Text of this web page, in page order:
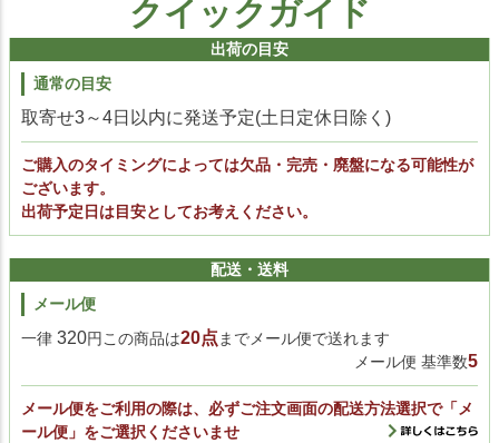
クイックガイド
出荷の目安
通常の目安
取寄せ3～4日以内に発送予定(土日定休日除く)
ご購入のタイミングによっては欠品・完売・廃盤になる可能性が
ございます。
出荷予定日は目安としてお考えください。
配送・送料
メール便
一律 320円この商品は20点 までメール便で送れます
メール便 基準数5
メール便をご利用の際は、必ずご注文画面の配送方法選択で「メ
ール便」をご選択くださいませ